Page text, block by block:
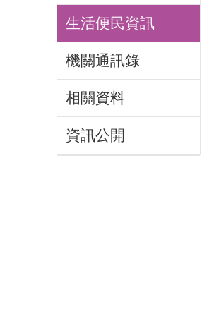
生活便民資訊
機關通訊錄
相關資料
資訊公開